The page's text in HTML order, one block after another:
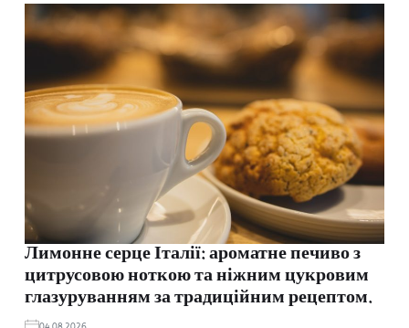
Лимонне серце Італії: ароматне печиво з
цитрусовою ноткою та ніжним цукровим
глазуруванням за традиційним рецептом.